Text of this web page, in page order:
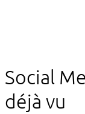
Social
déjà vu